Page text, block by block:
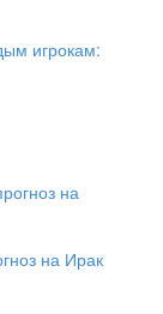
игрокам:
на Ирак